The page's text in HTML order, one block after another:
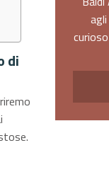
di